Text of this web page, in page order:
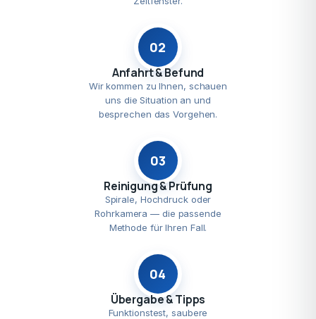
02
Anfahrt & Befund
Wir kommen zu Ihnen, schauen
uns die Situation an und
besprechen das Vorgehen.
03
Reinigung & Prüfung
Spirale, Hochdruck oder
Rohrkamera — die passende
Methode für Ihren Fall.
04
Übergabe & Tipps
Funktionstest, saubere